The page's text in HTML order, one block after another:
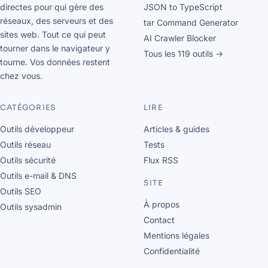
directes pour qui gère des
réseaux, des serveurs et des
sites web. Tout ce qui peut
tourner dans le navigateur y
tourne. Vos données restent
chez vous.
JSON to TypeScript
tar Command Generator
AI Crawler Blocker
Tous les 119 outils →
CATÉGORIES
Outils développeur
Outils réseau
Outils sécurité
Outils e-mail & DNS
Outils SEO
Outils sysadmin
LIRE
Articles & guides
Tests
Flux RSS
SITE
À propos
Contact
Mentions légales
Confidentialité